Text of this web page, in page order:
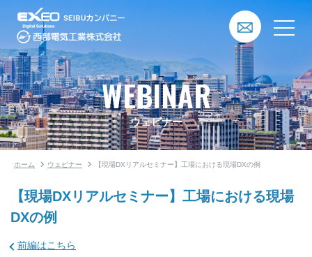
WEBINAR
ウェビナー
ホーム ウェビナー 【現場DXリアルセミナー】工場における現場DXの例
【現場DXリアルセミナー】工場における現場
DXの例
前編はこちら